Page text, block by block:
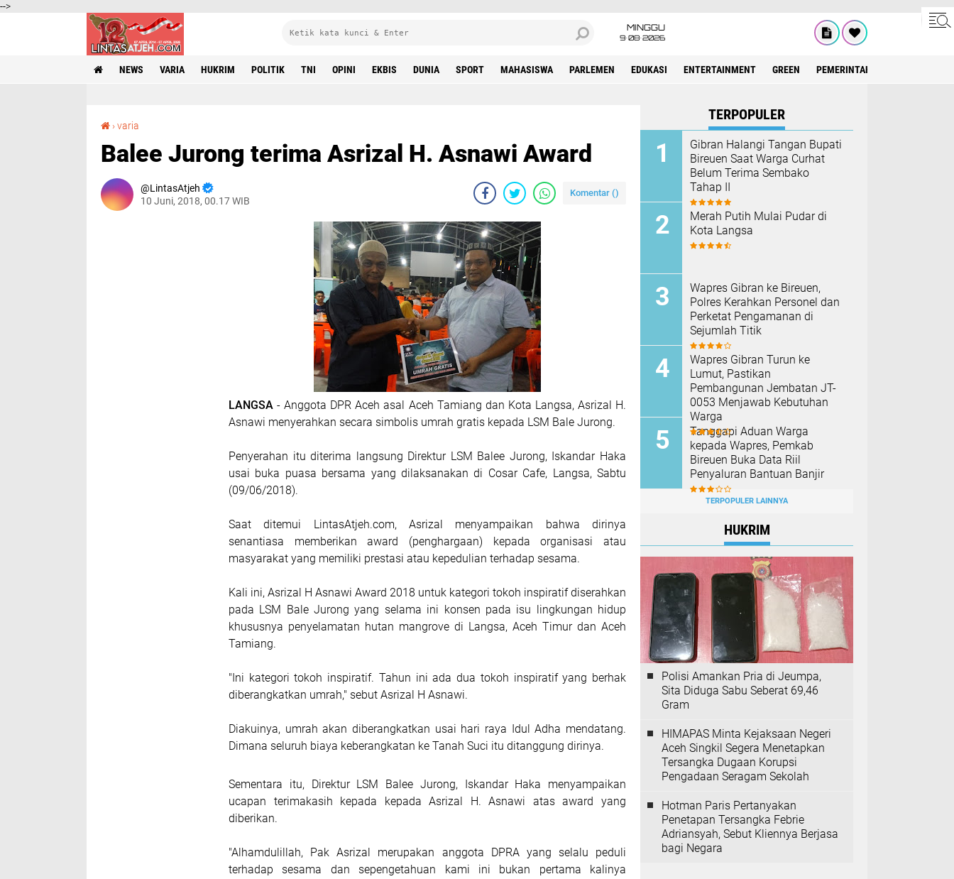
-->
MINGGU
9•08•2026
NEWS VARIA HUKRIM POLITIK TNI OPINI EKBIS DUNIA SPORT MAHASISWA PARLEMEN EDUKASI ENTERTAINMENT GREEN PEMERINTAH ACEH
›varia
Balee Jurong terima Asrizal H. Asnawi Award
LintasAtjeh
10 Juni, 2018, 00.17 WIB
Komentar ()
LANGSA - Anggota DPR Aceh asal Aceh Tamiang dan Kota Langsa, Asrizal H.
Asnawi menyerahkan secara simbolis umrah gratis kepada LSM Bale Jurong.
Penyerahan itu diterima langsung Direktur LSM Balee Jurong, Iskandar Haka
usai buka puasa bersama yang dilaksanakan di Cosar Cafe, Langsa, Sabtu
(09/06/2018).
Saat ditemui LintasAtjeh.com, Asrizal menyampaikan bahwa dirinya
senantiasa memberikan award (penghargaan) kepada organisasi atau
masyarakat yang memiliki prestasi atau kepedulian terhadap sesama.
Kali ini, Asrizal H Asnawi Award 2018 untuk kategori tokoh inspiratif diserahkan
pada LSM Bale Jurong yang selama ini konsen pada isu lingkungan hidup
khususnya penyelamatan hutan mangrove di Langsa, Aceh Timur dan Aceh
Tamiang.
"Ini kategori tokoh inspiratif. Tahun ini ada dua tokoh inspiratif yang berhak
diberangkatkan umrah," sebut Asrizal H Asnawi.
Diakuinya, umrah akan diberangkatkan usai hari raya Idul Adha mendatang.
Dimana seluruh biaya keberangkatan ke Tanah Suci itu ditanggung dirinya.
Sementara itu, Direktur LSM Balee Jurong, Iskandar Haka menyampaikan
ucapan terimakasih kepada kepada Asrizal H. Asnawi atas award yang
diberikan.
"Alhamdulillah, Pak Asrizal merupakan anggota DPRA yang selalu peduli
terhadap sesama dan sepengetahuan kami ini bukan pertama kalinya
TERPOPULER
Gibran Halangi Tangan Bupati
Bireuen Saat Warga Curhat
Belum Terima Sembako
Tahap II
Merah Putih Mulai Pudar di
Kota Langsa
Wapres Gibran ke Bireuen,
Polres Kerahkan Personel dan
Perketat Pengamanan di
Sejumlah Titik
Wapres Gibran Turun ke
Lumut, Pastikan
Pembangunan Jembatan JT-
0053 Menjawab Kebutuhan
Warga
Tanggapi Aduan Warga
kepada Wapres, Pemkab
Bireuen Buka Data Riil
Penyaluran Bantuan Banjir
TERPOPULER LAINNYA
HUKRIM
Polisi Amankan Pria di Jeumpa,
Sita Diduga Sabu Seberat 69,46
Gram
HIMAPAS Minta Kejaksaan Negeri
Aceh Singkil Segera Menetapkan
Tersangka Dugaan Korupsi
Pengadaan Seragam Sekolah
Hotman Paris Pertanyakan
Penetapan Tersangka Febrie
Adriansyah, Sebut Kliennya Berjasa
bagi Negara